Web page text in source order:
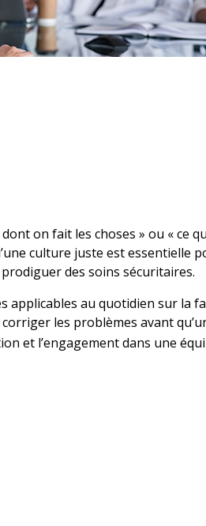
on fait les choses » ou « ce
culture juste est essentielle
des soins sécuritaires.
au quotidien sur la
les problèmes avant
et l’engagement dans une